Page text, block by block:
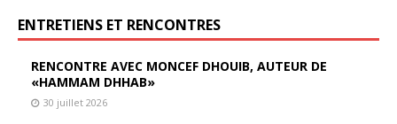
ENTRETIENS ET RENCONTRES
RENCONTRE AVEC MONCEF DHOUIB, AUTEUR DE
«HAMMAM DHHAB»
30 juillet 2026